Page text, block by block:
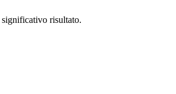
risultato.